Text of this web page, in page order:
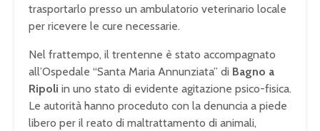
trasportarlo presso un ambulatorio veterinario locale
per ricevere le cure necessarie.
Nel frattempo, il trentenne è stato accompagnato
all’Ospedale “Santa Maria Annunziata” di Bagno a
Ripoli in uno stato di evidente agitazione psico-fisica.
Le autorità hanno proceduto con la denuncia a piede
libero per il reato di maltrattamento di animali,